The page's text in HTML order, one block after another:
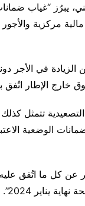
يبرُز “غياب
مركزية والأجور
الزيادة في الأجر
الإطار اتُفق
تتمثل
الوضعية